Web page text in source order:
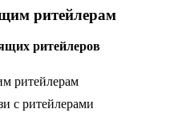
ритейлерам
ритейлеров
ритейлерам
с ритейлерами